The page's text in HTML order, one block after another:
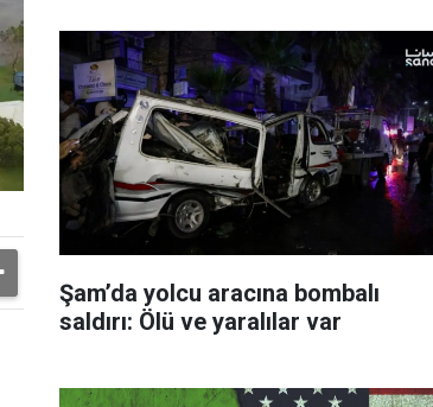
Şam’da yolcu aracına bombalı
saldırı: Ölü ve yaralılar var